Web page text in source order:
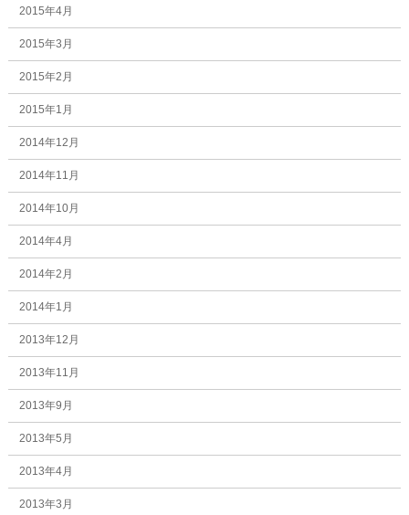
2015年4月
2015年3月
2015年2月
2015年1月
2014年12月
2014年11月
2014年10月
2014年4月
2014年2月
2014年1月
2013年12月
2013年11月
2013年9月
2013年5月
2013年4月
2013年3月